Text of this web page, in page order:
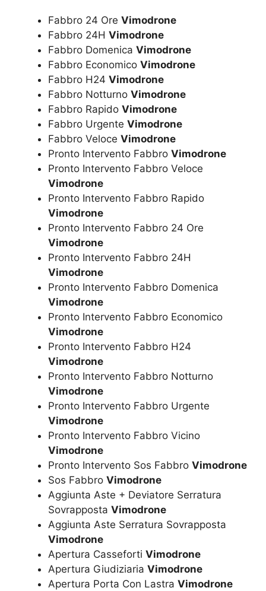
Fabbro 24 Ore Vimodrone
Fabbro 24H Vimodrone
Fabbro Domenica Vimodrone
Fabbro Economico Vimodrone
Fabbro H24 Vimodrone
Fabbro Notturno Vimodrone
Fabbro Rapido Vimodrone
Fabbro Urgente Vimodrone
Fabbro Veloce Vimodrone
Pronto Intervento Fabbro Vimodrone
Pronto Intervento Fabbro Veloce
Vimodrone
Pronto Intervento Fabbro Rapido
Vimodrone
Pronto Intervento Fabbro 24 Ore
Vimodrone
Pronto Intervento Fabbro 24H
Vimodrone
Pronto Intervento Fabbro Domenica
Vimodrone
Pronto Intervento Fabbro Economico
Vimodrone
Pronto Intervento Fabbro H24
Vimodrone
Pronto Intervento Fabbro Notturno
Vimodrone
Pronto Intervento Fabbro Urgente
Vimodrone
Pronto Intervento Fabbro Vicino
Vimodrone
Pronto Intervento Sos Fabbro Vimodrone
Sos Fabbro Vimodrone
Aggiunta Aste + Deviatore Serratura
Sovrapposta Vimodrone
Aggiunta Aste Serratura Sovrapposta
Vimodrone
Apertura Casseforti Vimodrone
Apertura Giudiziaria Vimodrone
Apertura Porta Con Lastra Vimodrone